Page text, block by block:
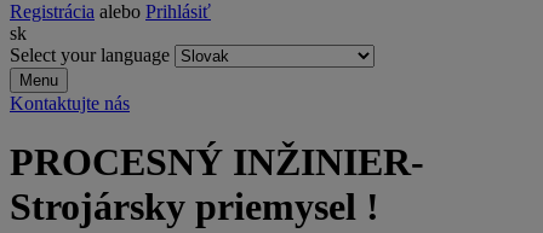
Registrácia alebo Prihlásiť
sk
Select your language
Menu
Kontaktujte nás
PROCESNÝ INŽINIER-
Strojársky priemysel !